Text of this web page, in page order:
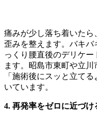
痛みが少し落ち着いた
歪みを整えます。バキ
っくり腰直後のデリケ
ます。昭島市東町や立
「施術後にスッと立て
いています。
4. 再発率をゼロに近づ